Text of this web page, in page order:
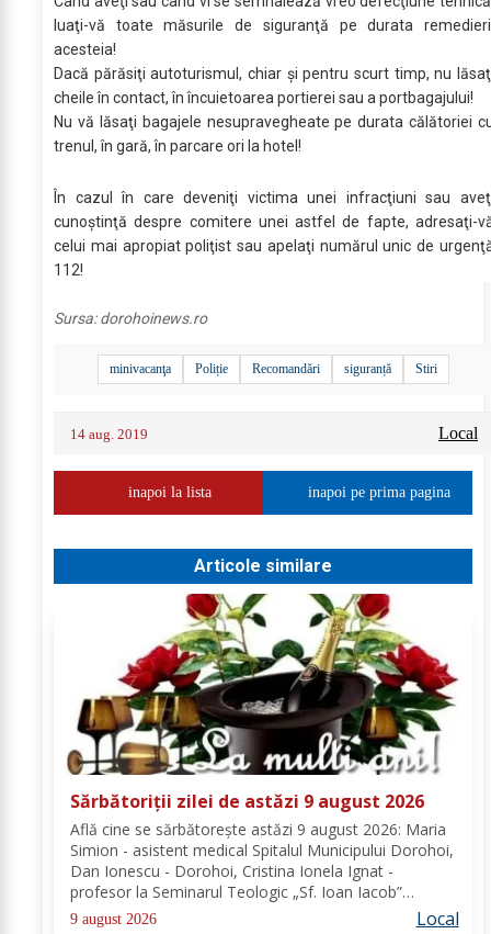
luaţi-vă toate măsurile de siguranţă pe durata
acesteia!
Dacă părăsiţi autoturismul, chiar şi pentru scurt timp, nu
cheile în contact, în încuietoarea portierei sau a portbagajului!
Nu vă lăsaţi bagajele nesupravegheate pe durata călătoriei
trenul, în gară, în parcare ori la hotel!
În cazul în care deveniţi victima unei infracţiuni sau
cunoştinţă despre comitere unei astfel de fapte, adresaţi-
celui mai apropiat poliţist sau apelaţi numărul unic de
112!
Sursa:dorohoinews.ro
minivacanţa Poliție Recomandări siguranță Stiri
14 aug. 2019 Local
inapoi la lista inapoi pe prima pagina
Articole similare
Sărbătoriții zilei de astăzi 9 august 2026
Află cine se sărbătoreşte astăzi 9 august 2026: Maria
Simion - asistent medical Spitalul Municipului Dorohoi,
Dan Ionescu - Dorohoi, Cristina Ionela Ignat -
profesor la Seminarul Teologic „Sf. Ioan Iacob”
Dorohoi, Ana-Maria Ojog - profesor- consilier
9 august 2026 Local